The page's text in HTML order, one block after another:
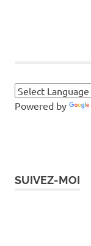
Powered by
SUIVEZ-MOI